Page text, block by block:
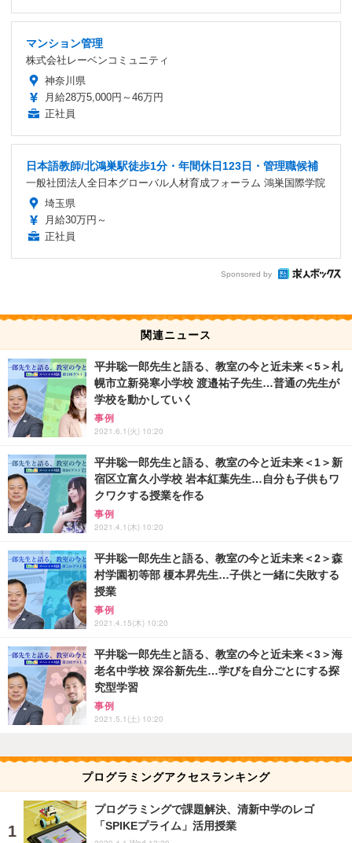
マンション管理
株式会社レーベンコミュニティ
神奈川県
月給28万5,000円～46万円
正社員
日本語教師/北鴻巣駅徒歩1分・年間休日123日・管理職候補
一般社団法人全日本グローバル人材育成フォーラム 鴻巣国際学院
埼玉県
月給30万円～
正社員
Sponsored by
関連ニュース
平井聡一郎先生と語る、教室の今と近未来＜5＞札
幌市立新発寒小学校 渡邉祐子先生…普通の先生が
学校を動かしていく
事例
2021.6.1(火) 10:20
平井聡一郎先生と語る、教室の今と近未来＜1＞新
宿区立富久小学校 岩本紅葉先生…自分も子供もワ
クワクする授業を作る
事例
2021.4.1(木) 10:20
平井聡一郎先生と語る、教室の今と近未来＜2＞森
村学園初等部 榎本昇先生…子供と一緒に失敗する
授業
事例
2021.4.15(木) 10:20
平井聡一郎先生と語る、教室の今と近未来＜3＞海
老名中学校 深谷新先生…学びを自分ごとにする探
究型学習
事例
2021.5.1(土) 10:20
プログラミングアクセスランキング
プログラミングで課題解決、清新中学のレゴ
「SPIKEプライム」活用授業